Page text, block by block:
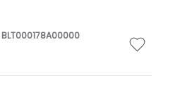
BLT000178A00000